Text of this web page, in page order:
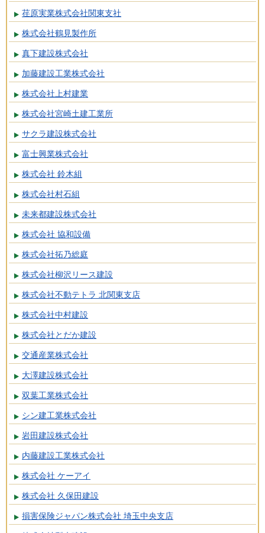
荏原実業株式会社関東支社
株式会社鶴見製作所
真下建設株式会社
加藤建設工業株式会社
株式会社上村建業
株式会社宮崎土建工業所
サクラ建設株式会社
富士興業株式会社
株式会社 鈴木組
株式会社村石組
未来都建設株式会社
株式会社 協和設備
株式会社拓乃総庭
株式会社柳沢リース建設
株式会社不動テトラ 北関東支店
株式会社中村建設
株式会社とだか建設
交通産業株式会社
大澤建設株式会社
双葉工業株式会社
シン建工業株式会社
岩田建設株式会社
内藤建設工業株式会社
株式会社 ケーアイ
株式会社 久保田建設
損害保険ジャパン株式会社 埼玉中央支店